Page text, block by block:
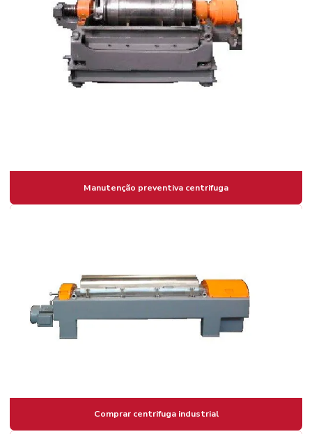
Manutenção preventiva centrifuga
Comprar centrifuga industrial